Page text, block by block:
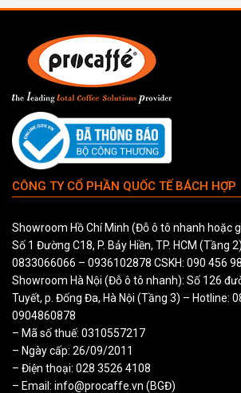
CÔNG TY CỔ PHẦN QUỐC TẾ BÁCH HỢP
Showroom Hồ Chí Minh (Đỗ ô tô nhanh hoặc
Số 1 Đường C18, P. Bảy Hiền, TP. HCM (Tầng
0833066066 – 0936102878 CSKH: 090 456
Showroom Hà Nội (Đỗ ô tô nhanh): Số 126
Tuyết, p. Đống Đa, Hà Nội (Tầng 3) – Hotline:
0904860878
– Mã số thuế: 0310557217
– Ngày cấp: 26/09/2011
– Điện thoại: 028 3526 4108
– Email: info@procaffe.vn (BGĐ)